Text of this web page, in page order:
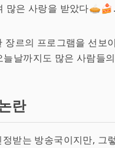
많은 사랑을 받았다🥧🍰.
장르의 프로그램을 선보
날까지도 많은 사람들
란
정받는 방송국이지만, 그